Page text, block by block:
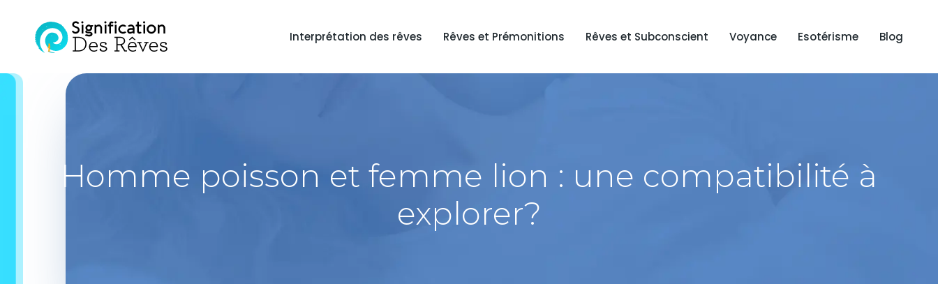
Interprétation des rêves Rêves et Prémonitions Rêves et Subconscient Voyance Esotérisme Blog
Homme poisson et femme lion : une compatibilité à
explorer?